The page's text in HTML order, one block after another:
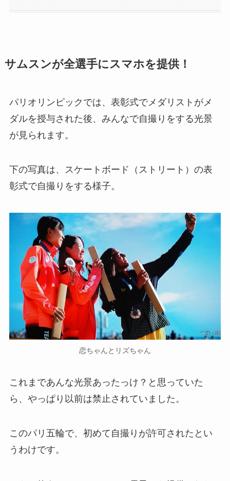
サムスンが全選手にスマホを提供！
パリオリンピックでは、表彰式でメダリストがメ
ダルを授与された後、みんなで自撮りをする光景
が見られます。
下の写真は、スケートボード（ストリート）の表
彰式で自撮りをする様子。
恋ちゃんとリズちゃん
これまであんな光景あったっけ？と思っていた
ら、やっぱり以前は禁止されていました。
このパリ五輪で、初めて自撮りが許可されたとい
うわけです。